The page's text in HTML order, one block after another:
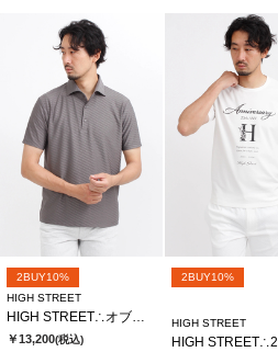
2BUY10%
HIGH STREET
HIGH STREET∴オブリークジャカード半袖ポロシャツ
￥13,200(税込)
2BUY10%
HIGH STREET